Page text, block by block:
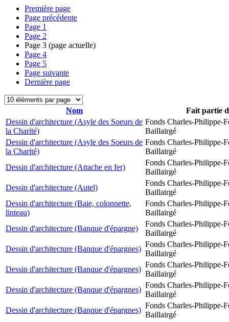
Première page
Page précédente
Page 1
Page 2
Page 3 (page actuelle)
Page 4
Page 5
Page suivante
Dernière page
Nom
Fait partie
Dessin d'architecture (Asyle des Soeurs de
la Charité)
Fonds Charles-Philippe-
Baillairgé
Dessin d'architecture (Asyle des Soeurs de
la Charité)
Fonds Charles-Philippe-
Baillairgé
Dessin d'architecture (Attache en fer)
Fonds Charles-Philippe-
Baillairgé
Dessin d'architecture (Autel)
Fonds Charles-Philippe-
Baillairgé
Dessin d'architecture (Baie, colonnette,
linteau)
Fonds Charles-Philippe-
Baillairgé
Dessin d'architecture (Banque d'épargne)
Fonds Charles-Philippe-
Baillairgé
Dessin d'architecture (Banque d'épargnes)
Fonds Charles-Philippe-
Baillairgé
Dessin d'architecture (Banque d'épargnes)
Fonds Charles-Philippe-
Baillairgé
Dessin d'architecture (Banque d'épargnes)
Fonds Charles-Philippe-
Baillairgé
Dessin d'architecture (Banque d'épargnes)
Fonds Charles-Philippe-
Baillairgé